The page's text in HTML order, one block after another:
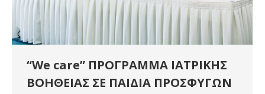
“We care” ΠΡΟΓΡΑΜΜΑ ΙΑΤΡΙΚΗΣ
ΒΟΗΘΕΙΑΣ ΣΕ ΠΑΙΔΙΑ ΠΡΟΣΦΥΓΩΝ